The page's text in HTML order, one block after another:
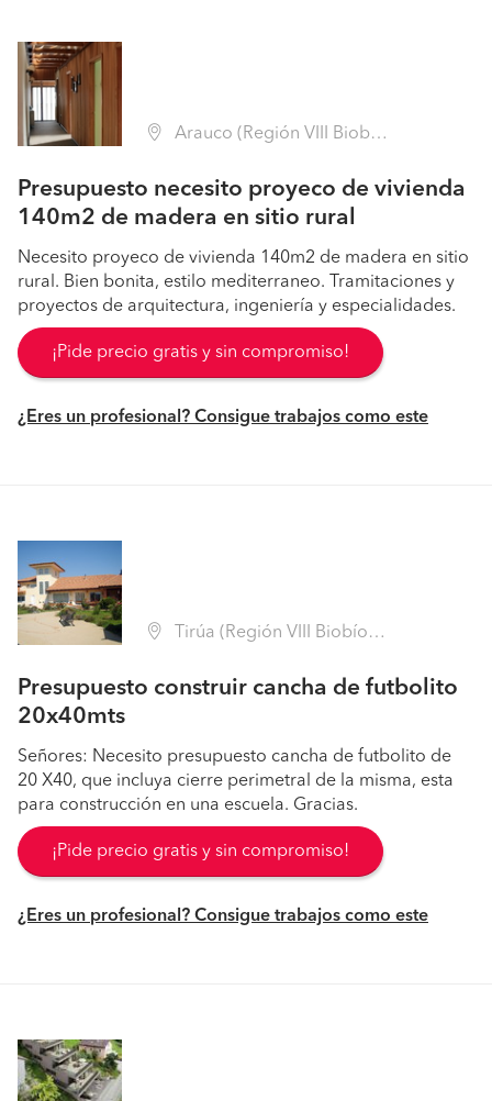
Arauco (Región VIII Biobío - Arauco)
Presupuesto necesito proyeco de vivienda
140m2 de madera en sitio rural
Necesito proyeco de vivienda 140m2 de madera en sitio
rural. Bien bonita, estilo mediterraneo. Tramitaciones y
proyectos de arquitectura, ingeniería y especialidades.
¡Pide precio gratis y sin compromiso!
¿Eres un profesional? Consigue trabajos como este
Tirúa (Región VIII Biobío - Arauco)
Presupuesto construir cancha de futbolito
20x40mts
Señores: Necesito presupuesto cancha de futbolito de
20 X40, que incluya cierre perimetral de la misma, esta
para construcción en una escuela. Gracias.
¡Pide precio gratis y sin compromiso!
¿Eres un profesional? Consigue trabajos como este